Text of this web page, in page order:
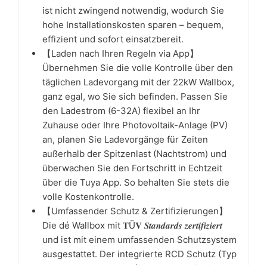
ist nicht zwingend notwendig, wodurch Sie
hohe Installationskosten sparen – bequem,
effizient und sofort einsatzbereit.
【Laden nach Ihren Regeln via App】
Übernehmen Sie die volle Kontrolle über den
täglichen Ladevorgang mit der 22kW Wallbox,
ganz egal, wo Sie sich befinden. Passen Sie
den Ladestrom (6-32A) flexibel an Ihr
Zuhause oder Ihre Photovoltaik-Anlage (PV)
an, planen Sie Ladevorgänge für Zeiten
außerhalb der Spitzenlast (Nachtstrom) und
überwachen Sie den Fortschritt in Echtzeit
über die Tuya App. So behalten Sie stets die
volle Kostenkontrolle.
【Umfassender Schutz & Zertifizierungen】
Die dé Wallbox mit 𝐓Ü𝐕 𝑺𝒕𝒂𝒏𝒅𝒂𝒓𝒅𝒔 𝒛𝒆𝒓𝒕𝒊𝒇𝒊𝒛𝒊𝒆𝒓𝒕
und ist mit einem umfassenden Schutzsystem
ausgestattet. Der integrierte RCD Schutz (Typ